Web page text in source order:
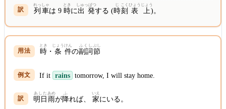
列車
れっしゃ
は 9時
とき
に出発
しゅっぱつ
する (時
じ
刻
こく
表
ひょう
上
じょう
)。
時
とき
・ 条
じょう
件
けん
の副詞
ふくし
節
ぶし
If it rains tomorrow, I will stay home.
明日
あした
雨
あめ
が降
ふ
れば、家
いえ
にいる。